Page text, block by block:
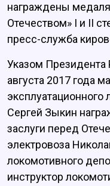
награждены
Отечеством» I и II
пресс-служба
Указом Президента
августа 2017 года
Сергей Зыкин
заслуги перед
электровоза
локомотивного
инструктор